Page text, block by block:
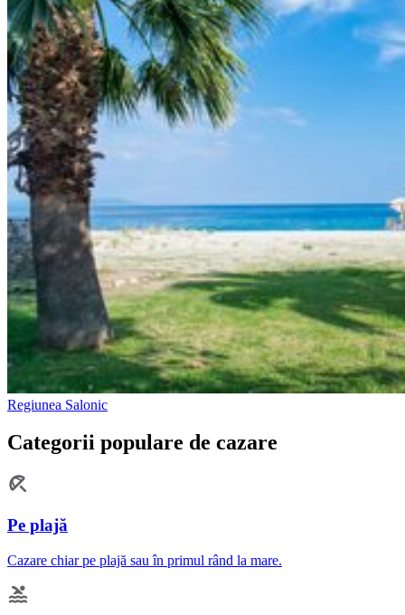
Regiunea Salonic
Categorii populare de cazare
Pe plajă
Cazare chiar pe plajă sau în primul rând la mare.